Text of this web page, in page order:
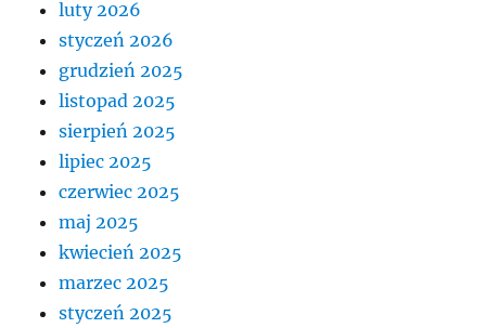
luty 2026
styczeń 2026
grudzień 2025
listopad 2025
sierpień 2025
lipiec 2025
czerwiec 2025
maj 2025
kwiecień 2025
marzec 2025
styczeń 2025